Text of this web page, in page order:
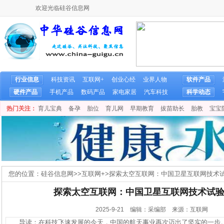
欢迎光临硅谷信息网
行业信息 科技资讯 互联网+ 创业心经
业界人物
硬件产品
手机产品 数码产品 家电家居 汽车科技
软件产品
科学动态
热门关注： 育儿宝典 备孕 胎位 育儿网 早期教育 拔苗助长 胎教 宝宝
您的位置： 硅谷信息网>>互联网+>探索太空互联网：中国卫星互联网技术
探索太空互联网：中国卫星互联网技术试
2025-9-21 编辑：采编部 来源：互联网
导读：在科技飞速发展的今天，中国的航天事业再次迈出了坚实的一步